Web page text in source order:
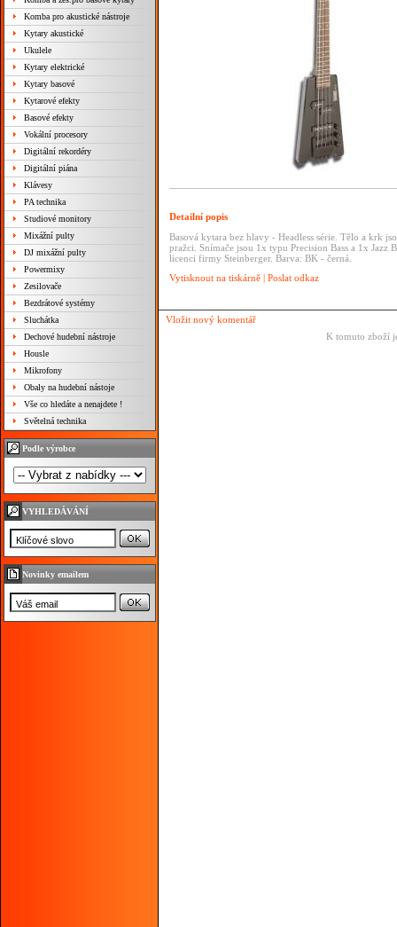
Komba pro akustické nástroje
Kytary akustické
Ukulele
Kytary elektrické
Kytary basové
Kytarové efekty
Basové efekty
Vokální procesory
Digitální rekordéry
Digitální piána
Klávesy
PA technika
Studiové monitory
Mixážní pulty
DJ mixážní pulty
Powermixy
Zesilovače
Bezdrátové systémy
Sluchátka
Dechové hudební nástroje
Housle
Mikrofony
Obaly na hudební nástoje
Vše co hledáte a nenajdete !
Světelná technika
Podle výrobce
VYHLEDÁVÁNÍ
Novinky emailem
Detailní popis
Basová kytara bez hlavy - Headless série. Tělo a krk
pražci. Snímače jsou 1x typu Precision Bass a 1x
licenci firmy Steinberger. Barva: BK - černá.
Vytisknout na tiskárně | Poslat odkaz
Vložit nový komentář
K tomuto zboží